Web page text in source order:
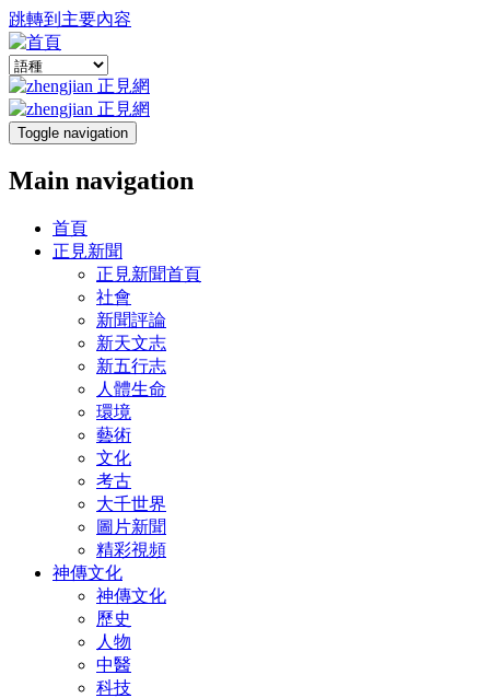
跳轉到主要內容
Toggle navigation
Main navigation
首頁
正見新聞
正見新聞首頁
社會
新聞評論
新天文志
新五行志
人體生命
環境
藝術
文化
考古
大千世界
圖片新聞
精彩視頻
神傳文化
神傳文化
歷史
人物
中醫
科技